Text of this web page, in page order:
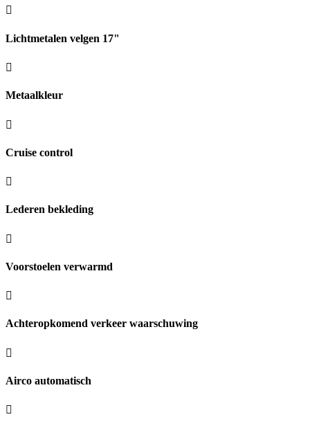
Lichtmetalen velgen 17"
Metaalkleur
Cruise control
Lederen bekleding
Voorstoelen verwarmd
Achteropkomend verkeer waarschuwing
Airco automatisch